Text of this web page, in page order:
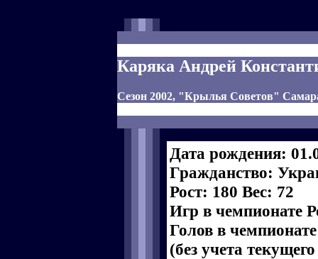
Каряка Андрей
Сезон 2002, "Крылья Советов"
Дата рождения:
Гражданство:
Рост: 180 Вес: 72
Игр в чемпионате
Голов в
(без учета